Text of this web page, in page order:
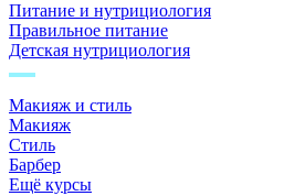
Питание и нутрициология
Правильное питание
Детская нутрициология
Макияж и стиль
Макияж
Стиль
Барбер
Ещё курсы